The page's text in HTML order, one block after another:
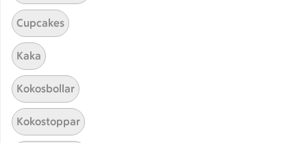
Hittade inget recept
Testa att söka på något nytt, eller ta bort något av
Cupcakes
Kaka
Kokosbollar
Kokostoppar